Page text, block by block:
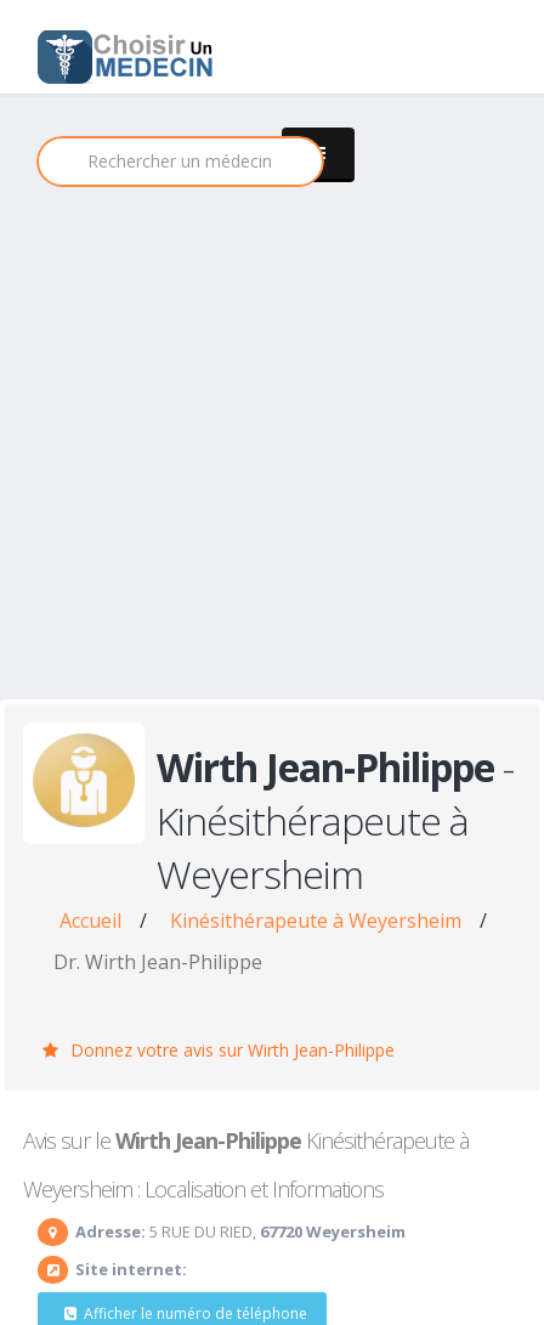
Wirth Jean-Philippe-
Kinésithérapeute à
Weyersheim
Accueil / Kinésithérapeute à Weyersheim
/
Dr. Wirth Jean-Philippe
Donnez votre avis sur Wirth Jean-Philippe
Avis sur leWirth Jean-Philippe Kinésithérapeute à
Weyersheim : Localisation et Informations
Adresse: 5 RUE DU RIED, 67720 Weyersheim
Site internet:
Afficher le numéro de téléphone